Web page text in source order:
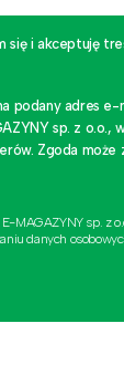
się i akceptuję
podany adres
sp. z
Zgoda
MAGAZYNY sp. z
danych